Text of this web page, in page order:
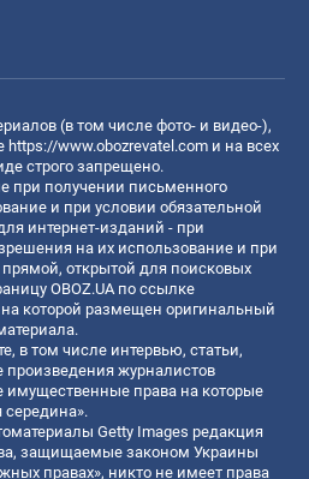
(в том числе фото- и видео-),
https://www.obozrevatel.com и на всех
строго запрещено.
при получении письменного
и при условии обязательной
интернет-изданий - при
на их использование и при
открытой для поисковых
OBOZ.UA по ссылке
на которой размещен оригинальный
в том числе интервью, статьи,
журналистов
права на которые
Getty Images редакция
защищаемые законом Украины
правах», никто не имеет права